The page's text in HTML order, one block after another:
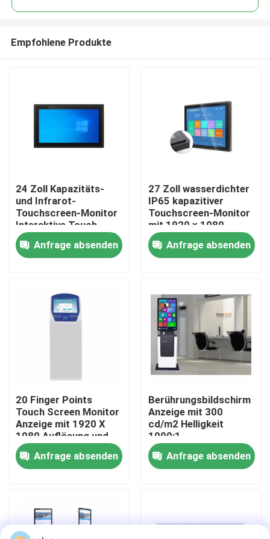
Haus
Produkte
VR-Show
Fabrik-Ausflug
Qualitätskontrolle
Kontaktiere uns
Blog
Empfohlene Produkte
24 Zoll Kapazitäts-
und Infrarot-
Touchscreen-Monitor
Interaktive Touch-
Panel All-in-One-
Touch-Computer
Anfrage absenden
27 Zoll wasserdichter
IP65 kapazitiver
Touchscreen-Monitor
mit 1920 x 1080
Auflösung
Anfrage absenden
20 Finger Points
Touch Screen Monitor
Anzeige mit 1920 X
1080 Auflösung und
300cd/m2 Helligkeit
für Kioske
Anfrage absenden
Berührungsbildschirm
Anzeige mit 300
cd/m2 Helligkeit
1000:1
Kontrastverhältnis und
breiter
Temperaturbereich
Anfrage absenden